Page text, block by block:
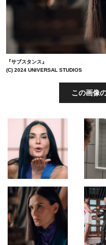
『サブスタンス』
(C) 2024 UNIVERSAL STUDIOS
この画像